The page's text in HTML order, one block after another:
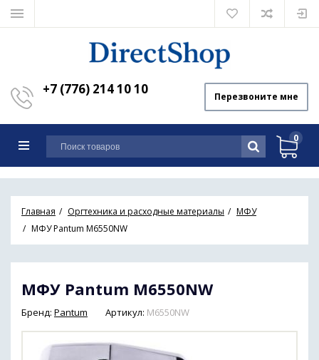
+7 (776) 214 10 10 Перезвоните мне
0
Главная Оргтехника и расходные материалы
МФУ
МФУ Pantum M6550NW
МФУ Pantum M6550NW
Бренд: Pantum Артикул: M6550NW